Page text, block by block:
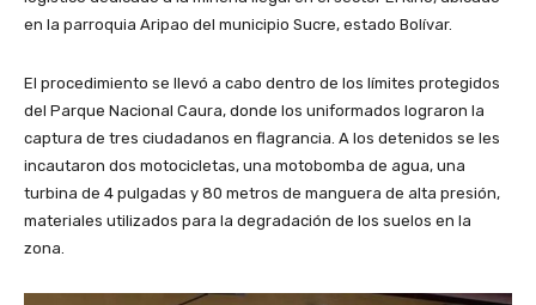
en la parroquia Aripao del municipio Sucre, estado Bolívar.
​El procedimiento se llevó a cabo dentro de los límites protegidos
del Parque Nacional Caura, donde los uniformados lograron la
captura de tres ciudadanos en flagrancia. A los detenidos se les
incautaron dos motocicletas, una motobomba de agua, una
turbina de 4 pulgadas y 80 metros de manguera de alta presión,
materiales utilizados para la degradación de los suelos en la
zona.